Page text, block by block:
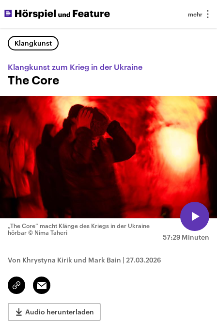
Klangkunst
Klangkunst zum Krieg in der Ukraine
The Core
57:29 Minuten
„The Core“ macht Klänge des Kriegs in der Ukraine
hörbar © Nima Taheri
Von Khrystyna Kirik und Mark Bain | 27.03.2026
Link
kopieren/teilen
Email
Audio herunterladen